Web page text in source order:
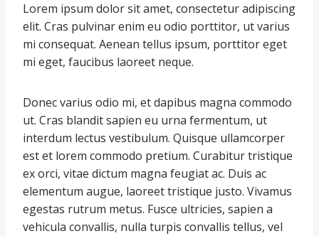
Lorem ipsum dolor sit amet, consectetur adipiscing
elit. Cras pulvinar enim eu odio porttitor, ut varius
mi consequat. Aenean tellus ipsum, porttitor eget
mi eget, faucibus laoreet neque.
Donec varius odio mi, et dapibus magna commodo
ut. Cras blandit sapien eu urna fermentum, ut
interdum lectus vestibulum. Quisque ullamcorper
est et lorem commodo pretium. Curabitur tristique
ex orci, vitae dictum magna feugiat ac. Duis ac
elementum augue, laoreet tristique justo. Vivamus
egestas rutrum metus. Fusce ultricies, sapien a
vehicula convallis, nulla turpis convallis tellus, vel